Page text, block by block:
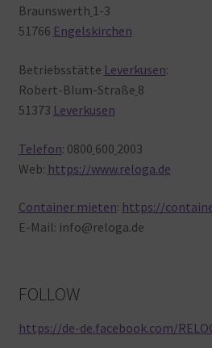
Braunswerth 1-3
51766 Engelskirchen
Betriebsstätte Leverkusen:
Robert-Blum-Straße 8
51373 Leverkusen
Telefon: 0800 600 2003
Web: https://www.reloga.de
Container mieten: https://
E-Mail: info@reloga.de
FOLLOW
https://de-de.facebook.com/